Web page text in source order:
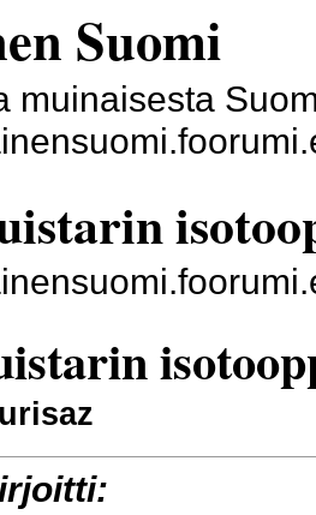
Suomi
muinaisesta